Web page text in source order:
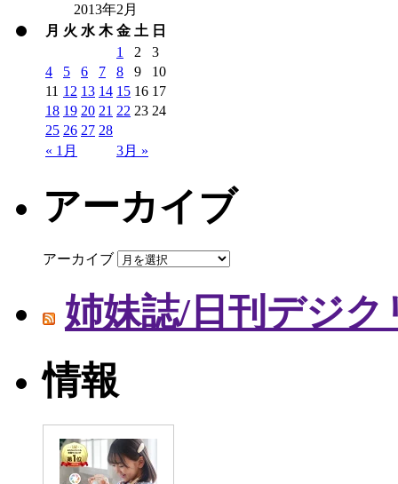
2013年2月
月 火 水 木 金 土 日
« 1月 3月 »
1 2
3
4
5 6 7 8 9
10
11 12 13 14 15 16 17
18 19 20 21 22 23 24
25 26 27 28
アーカイブ
アーカイブ
姉妹誌/日刊デジク
情報